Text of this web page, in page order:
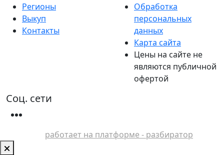
Регионы
Выкуп
Контакты
Обработка
персональных
данных
Карта сайта
Цены на сайте не
являются публичной
офертой
Соц. сети
работает на платформе - разбиратор